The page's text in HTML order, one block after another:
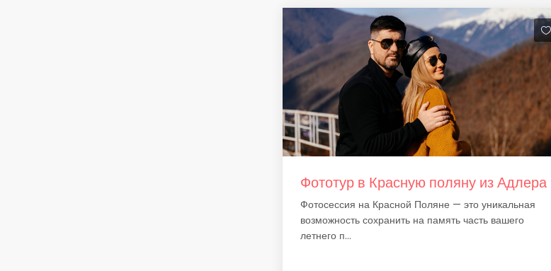
Фототур в Красную поляну из Адлера
Фотосессия на Красной Поляне — это уникальная
возможность сохранить на память часть вашего
летнего п...